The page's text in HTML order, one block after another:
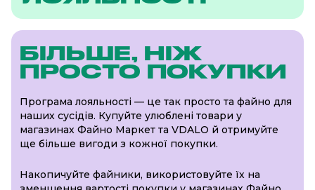
БІЛЬШЕ, НІЖ
ПРОСТО ПОКУПКИ
Програма лояльності — це так просто та файно для
наших сусідів. Купуйте улюблені товари у
магазинах Файно Маркет та VDALO й отримуйте
ще більше вигоди з кожної покупки.
Накопичуйте файники, використовуйте їх на